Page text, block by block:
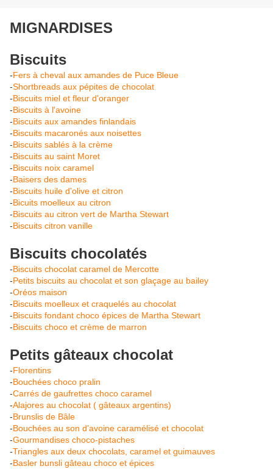
MIGNARDISES
Biscuits
-Fers à cheval aux amandes de Puce Bleue
-Shortbreads aux pépites de chocolat
-Biscuits miel et fleur d'oranger
-Biscuits à l'avoine
-Biscuits aux amandes finlandais
-Biscuits macaronés aux noisettes
-Biscuits sablés à la crème
-Biscuits au saint Moret
-Biscuits noix caramel
-Baisers des dames
-Biscuits huile d'olive et citron
-Bicuits moelleux au citron
-Biscuits au citron vert de Martha Stewart
-Biscuits citron vanille
Biscuits chocolatés
-Biscuits chocolat caramel de Mercotte
-Petits biscuits au chocolat et son glaçage au bailey
-Oréos maison
-Biscuits moelleux et craquelés au chocolat
-Biscuits fondant choco épices de Martha Stewart
-Biscuits choco et crème de marron
Petits gâteaux chocolat
-Florentins
-Bouchées choco pralin
-Carrés de gaufrettes choco caramel
-Alajores au chocolat ( gâteaux argentins)
-Brunslis de Bâle
-Bouchées au son d'avoine caramélisé et chocolat
-Gourmandises choco-pistaches
-Triangles aux deux chocolats, caramel et guimauves
-Basler bunsli gâteau choco et épices